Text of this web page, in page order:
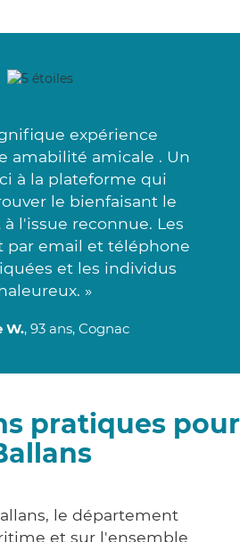
expérience
amabilité amicale . Un
à la plateforme qui
le bienfaisant le
l'issue reconnue. Les
par email et téléphone
et les individus
»
W., 93 ans, Cognac
pratiques pour
le département
et sur l'ensemble